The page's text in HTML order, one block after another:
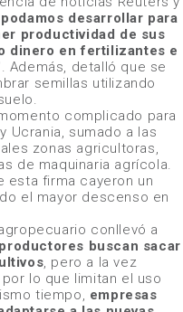
desarrollar para
productividad de sus
dinero en fertilizantes e
. Además, detalló que se
semillas utilizando
complicado para
Ucrania, sumado a las
zonas agricultoras,
de maquinaria agrícola.
esta firma cayeron un
el mayor descenso en
conllevó a
buscan sacar
, pero a la vez
por lo que limitan el uso
tiempo, empresas